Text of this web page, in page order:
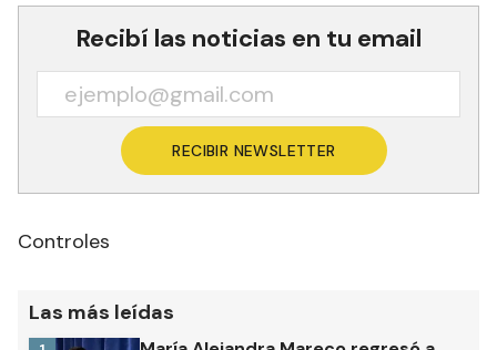
Recibí las noticias en tu email
RECIBIR NEWSLETTER
Controles
Las más leídas